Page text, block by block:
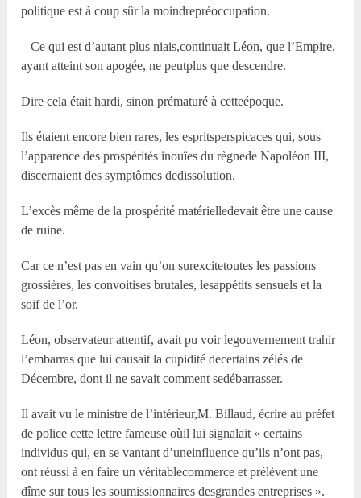
politique est à coup sûr la moindrepréoccupation.
– Ce qui est d’autant plus niais,continuait Léon, que l’Empire,
ayant atteint son apogée, ne peutplus que descendre.
Dire cela était hardi, sinon prématuré à cetteépoque.
Ils étaient encore bien rares, les espritsperspicaces qui, sous
l’apparence des prospérités inouïes du règnede Napoléon III,
discernaient des symptômes dedissolution.
L’excès même de la prospérité matérielledevait être une cause
de ruine.
Car ce n’est pas en vain qu’on surexcitetoutes les passions
grossières, les convoitises brutales, lesappétits sensuels et la
soif de l’or.
Léon, observateur attentif, avait pu voir legouvernement trahir
l’embarras que lui causait la cupidité decertains zélés de
Décembre, dont il ne savait comment sedébarrasser.
Il avait vu le ministre de l’intérieur,M. Billaud, écrire au préfet
de police cette lettre fameuse oùil lui signalait « certains
individus qui, en se vantant d’uneinfluence qu’ils n’ont pas,
ont réussi à en faire un véritablecommerce et prélèvent une
dîme sur tous les soumissionnaires desgrandes entreprises ».